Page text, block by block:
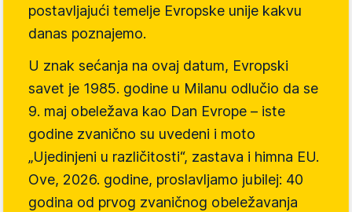
postavljajući temelje Evropske unije kakvu
danas poznajemo.
U znak sećanja na ovaj datum, Evropski
savet je 1985. godine u Milanu odlučio da se
9. maj obeležava kao Dan Evrope – iste
godine zvanično su uvedeni i moto
„Ujedinjeni u različitosti“, zastava i himna EU.
Ove, 2026. godine, proslavljamo jubilej: 40
godina od prvog zvaničnog obeležavanja